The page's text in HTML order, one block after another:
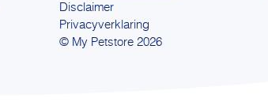
Disclaimer
Privacyverklaring
© My Petstore 2026